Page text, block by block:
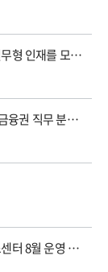
가상기업 프로젝트(RE:ON) 3기에서 함께 일할 실무형 인재를 모집합니다.
[취업전략센터] 2026 직무부트 트랙(직무분석형:금융권 직무 분석) 참가자 모집
[취업전략센터] 취업전략센터·대학일자리플러스센터 8월 운영 프로그램 안내